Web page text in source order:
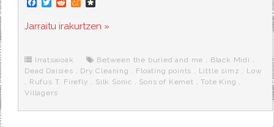
c
e
o
k
i
t
r
d
d
n
e
e
a
s
r
a
Jarraitu irakurtzen »
Irratsaioak Between the buried and me Black Midi
Dead Daisies
Dry Cleaning Floating points Little simz
Low
Rufus T. Firefly Silk Sonic Sons of Kemet ,Tote King
Villagers